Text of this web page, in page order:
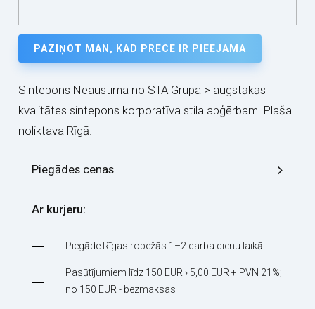
PAZIŅOT MAN, KAD PRECE IR PIEEJAMA
Sintepons Neaustima no STA Grupa > augstākās
kvalitātes sintepons korporatīva stila apģērbam. Plaša
noliktava Rīgā.
Piegādes cenas
Ar kurjeru:
Piegāde Rīgas robežās 1–2 darba dienu laikā
Pasūtījumiem līdz 150 EUR › 5,00 EUR + PVN 21%;
no 150 EUR - bezmaksas